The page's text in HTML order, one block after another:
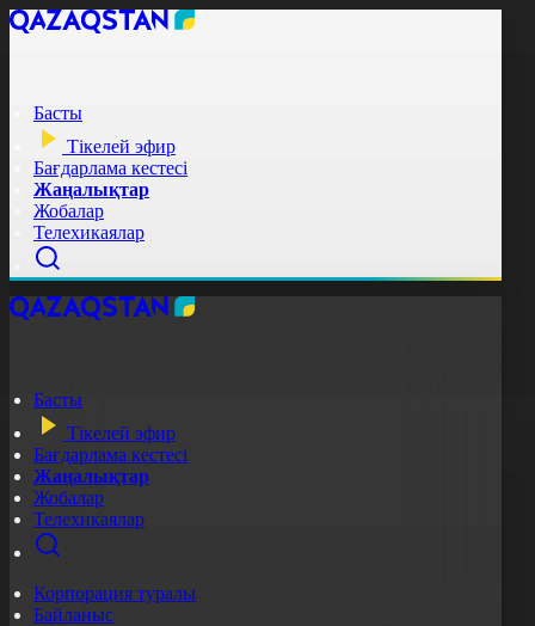
Басты
Тікелей эфир
Бағдарлама кестесі
Жаңалықтар
Жобалар
Телехикаялар
Басты
Тікелей эфир
Бағдарлама кестесі
Жаңалықтар
Жобалар
Телехикаялар
Корпорация туралы
Байланыс